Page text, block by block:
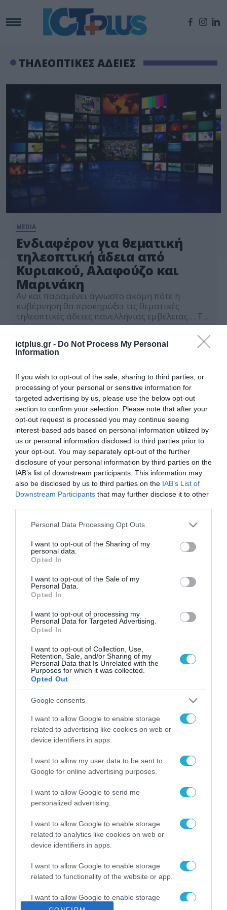
ictplus.gr - Do Not Process My Personal
Information
If you wish to opt-out of the sale, sharing to third parties, or
processing of your personal or sensitive information for
targeted advertising by us, please use the below opt-out
section to confirm your selection. Please note that after your
opt-out request is processed you may continue seeing
interest-based ads based on personal information utilized by
us or personal information disclosed to third parties prior to
your opt-out. You may separately opt-out of the further
disclosure of your personal information by third parties on the
IAB’s list of downstream participants. This information may
also be disclosed by us to third parties on the IAB’s List of
Downstream Participants that may further disclose it to other
Please note that this website/app uses one or more Google
not limited to your visit or usage behaviour. You may click to
grant or deny consent to Google and its third-party tags to
use your data for below specified purposes in below Google
consent section.
Personal Data Processing Opt Outs
I want to opt-out of the Sharing of my
personal data.
Opted In
I want to opt-out of the Sale of my
Personal Data.
Opted In
I want to opt-out of processing my
Personal Data for Targeted Advertising.
Opted In
I want to opt-out of Collection, Use,
Retention, Sale, and/or Sharing of my
Personal Data that Is Unrelated with the
Purposes for which it was collected.
Opted Out
Google consents
I want to allow Google to enable storage
related to advertising like cookies on web or
device identifiers in apps.
I want to allow my user data to be sent to
Google for online advertising purposes.
I want to allow Google to send me
personalized advertising.
I want to allow Google to enable storage
related to analytics like cookies on web or
device identifiers in apps.
I want to allow Google to enable storage
related to functionality of the website or app.
I want to allow Google to enable storage
related to personalization.
ΤΗΛΕΟΠΤΙΚΕΣ ΑΔΕΙΕΣ
MEDIA
Ενδιαφέρον για θεματική
τηλεοπτική άδεια από
Κυριακού, Αλαφούζο και
Μαρινάκη
Αν και παραμένει άγνωστο ακόμη πότε η
κυβέρνηση θα προκηρύξει τις θεματικές
τηλεοπτικές άδειες πανελλήνιας εμβέλειας… Το
ενδιαφέρον από τους ιδιοκτήτες τηλεοπτικών
Θοδωρής Κυριακού, ο Γιάννης Αλαφούζος, αλλά
και ο Βαγγέλης Μαρινάκης, σύμφωνα με τους
ενδιαφέρον τους για την απόκτηση θεματικής
άδειας, ενώ λέγεται ότι έχει […]
ΡΟΗ ΕΙΔΗΣΕΩΝ
Το χρηματοδοτούμενο
από την ΕΕ έργο “The
Gaming Police”
ενισχύει την ασφάλεια
των παιδιών στο
διαδίκτυο
31.07.2026
ΑΑΔΕ: Διευκρινίσεις
για τα πρόστιμα σε
αφορούν τους ΦΗΜ
Σ. Καλαφάτης: «Η
Τεχνητή Νοημοσύνη
δεν είναι απλώς μια
μια νέα βιομηχανική
επανάσταση»
Νέος οδηγός του ΕΚΤ
των ελληνικών